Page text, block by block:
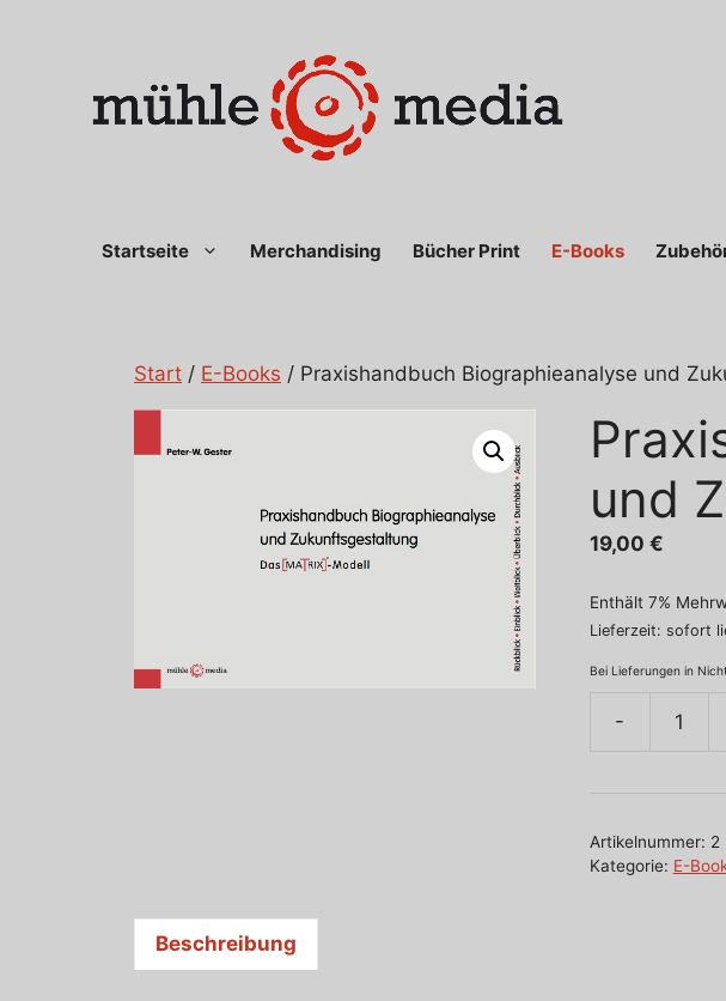
Startseite Merchandising Bücher Print E-Books
Start / E-Books / Praxishandbuch Biographieanalyse und
und
19,00 €
Enthält 7%
Lieferzeit: sofort
Bei Lieferungen in
-
E-
Artikelnummer: 2
Kategorie: E-
Beschreibung